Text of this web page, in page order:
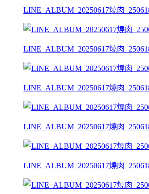
LINE_ALBUM_20250617燒肉
LINE_ALBUM_20250617燒肉
LINE_ALBUM_20250617燒肉
LINE_ALBUM_20250617燒肉
LINE_ALBUM_20250617燒肉